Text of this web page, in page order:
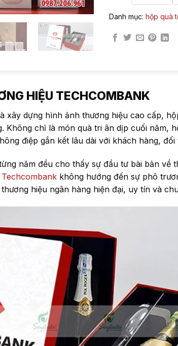
Danh mục: hộp quà
HIỆU TECHCOMBANK
xây dựng hình ảnh thương hiệu cao cấp,
Không chỉ là món quà tri ân dịp cuối năm,
điệp gắn kết lâu dài với khách hàng, đối
năm đều cho thấy sự đầu tư bài bản về
không hướng đến sự phô
hiệu ngân hàng hiện đại, uy tín và